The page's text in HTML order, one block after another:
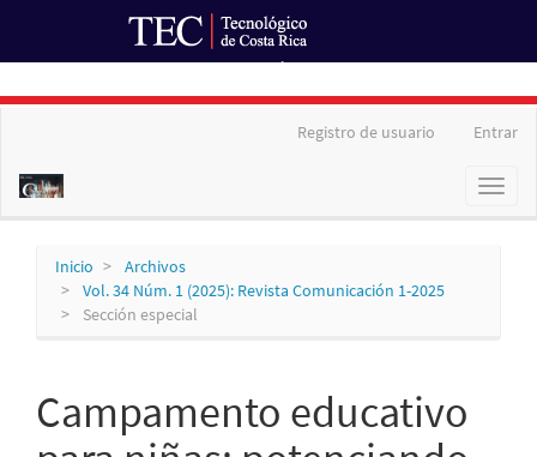
principal
Registro de usuario Entrar
Toggle
Inicio
Archivos
Vol. 34 Núm. 1 (2025): Revista Comunicación 1-2025
Sección especial
Campamento educativo